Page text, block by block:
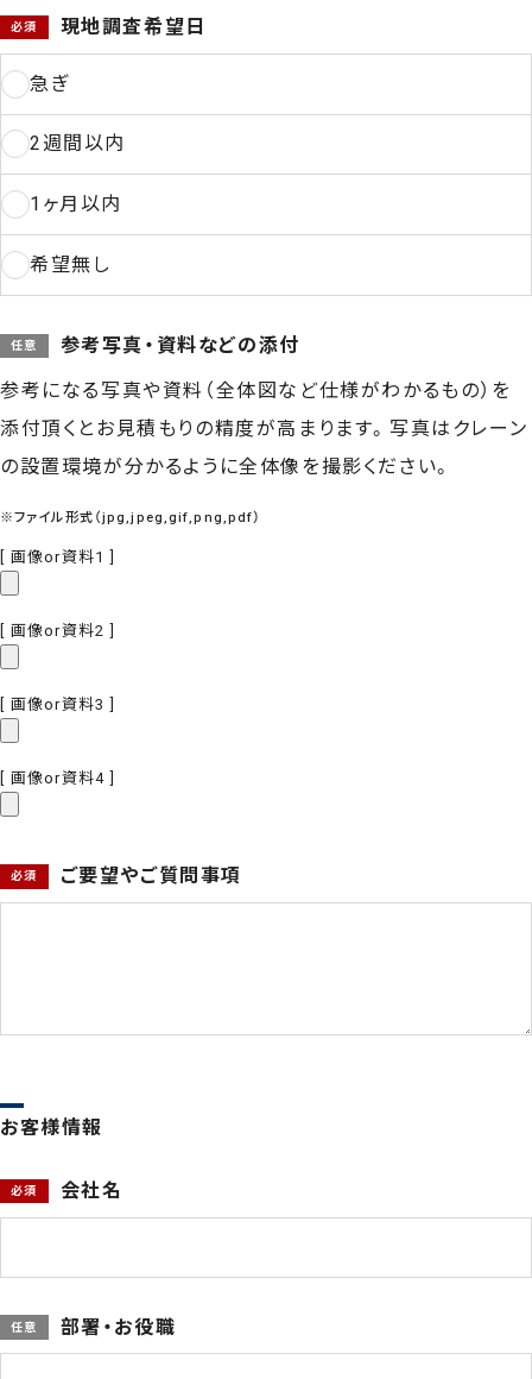
現地調査希望日
急ぎ
2週間以内
1ヶ月以内
希望無し
参考写真・資料などの添付
参考になる写真や資料（全体図など仕様がわかるもの）を
添付頂くとお見積もりの精度が高まります。写真はクレーン
の設置環境が分かるように全体像を撮影ください。
※ファイル形式（jpg,jpeg,gif,png,pdf）
[ 画像or資料1 ]
[ 画像or資料2 ]
[ 画像or資料3 ]
[ 画像or資料4 ]
ご要望やご質問事項
お客様情報
会社名
部署・お役職